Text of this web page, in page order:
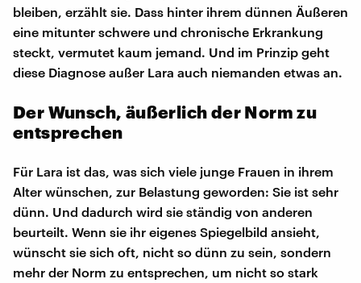
bleiben, erzählt sie. Dass hinter ihrem dünnen Äußeren
eine mitunter schwere und chronische Erkrankung
steckt, vermutet kaum jemand. Und im Prinzip geht
diese Diagnose außer Lara auch niemanden etwas an.
Der Wunsch, äußerlich der Norm zu
entsprechen
Für Lara ist das, was sich viele junge Frauen in ihrem
Alter wünschen, zur Belastung geworden: Sie ist sehr
dünn. Und dadurch wird sie ständig von anderen
beurteilt. Wenn sie ihr eigenes Spiegelbild ansieht,
wünscht sie sich oft, nicht so dünn zu sein, sondern
mehr der Norm zu entsprechen, um nicht so stark